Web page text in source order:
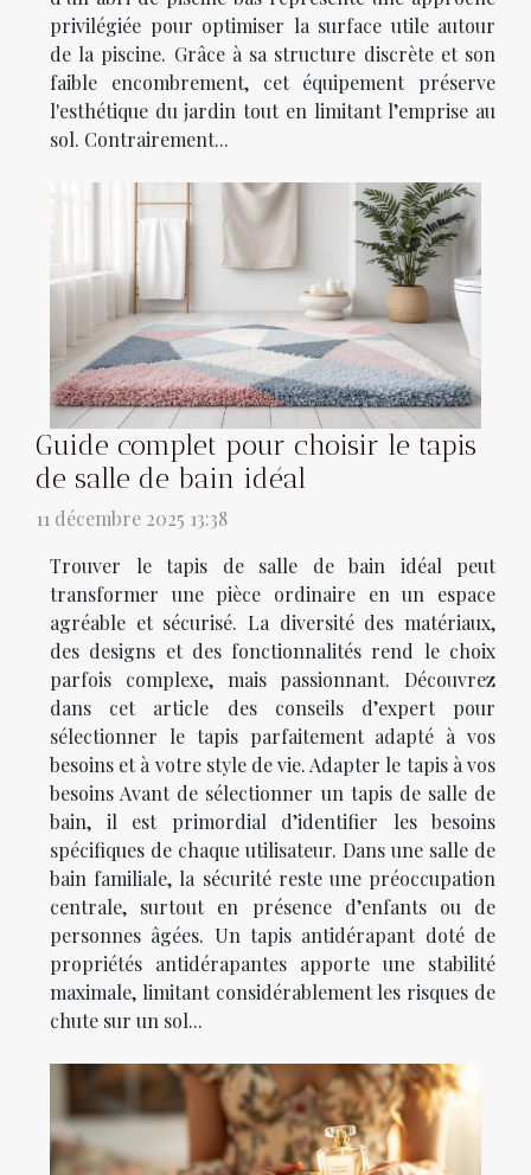
privilégiée pour optimiser la surface utile autour
de la piscine. Grâce à sa structure discrète et son
faible encombrement, cet équipement préserve
l'esthétique du jardin tout en limitant l’emprise au
sol. Contrairement...
Guide complet pour choisir le tapis
de salle de bain idéal
11 décembre 2025 13:38
Trouver le tapis de salle de bain idéal peut
transformer une pièce ordinaire en un espace
agréable et sécurisé. La diversité des matériaux,
des designs et des fonctionnalités rend le choix
parfois complexe, mais passionnant. Découvrez
dans cet article des conseils d’expert pour
sélectionner le tapis parfaitement adapté à vos
besoins et à votre style de vie. Adapter le tapis à vos
besoins Avant de sélectionner un tapis de salle de
bain, il est primordial d’identifier les besoins
spécifiques de chaque utilisateur. Dans une salle de
bain familiale, la sécurité reste une préoccupation
centrale, surtout en présence d’enfants ou de
personnes âgées. Un tapis antidérapant doté de
propriétés antidérapantes apporte une stabilité
maximale, limitant considérablement les risques de
chute sur un sol...